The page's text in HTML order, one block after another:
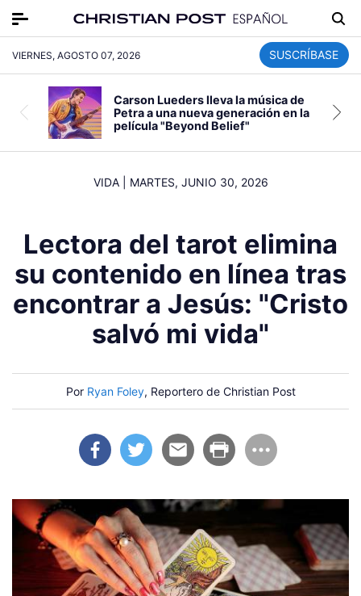
VIERNES, AGOSTO 07, 2026 SUSCRÍBASE
Carson Lueders lleva la música de
Petra a una nueva generación en la
película "Beyond Belief"
VIDA| MARTES, JUNIO 30, 2026
Lectora del tarot elimina
su contenido en línea tras
encontrar a Jesús: "Cristo
salvó mi vida"
Por Ryan Foley, Reportero de Christian Post